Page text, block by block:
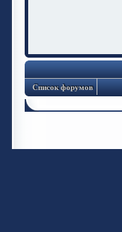
Список форумов